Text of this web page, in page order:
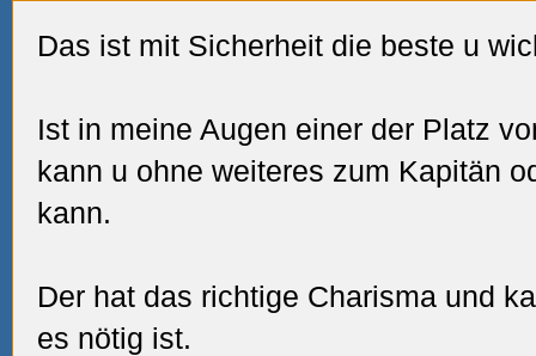
Das ist mit Sicherheit die beste u
Ist in meine Augen einer der Platz
kann u ohne weiteres zum Kapitän
kann.
Der hat das richtige Charisma und
es nötig ist.